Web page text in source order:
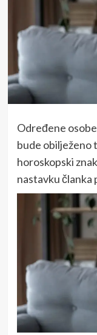
Određene
bude obilježeno
horoskopski
nastavku članka